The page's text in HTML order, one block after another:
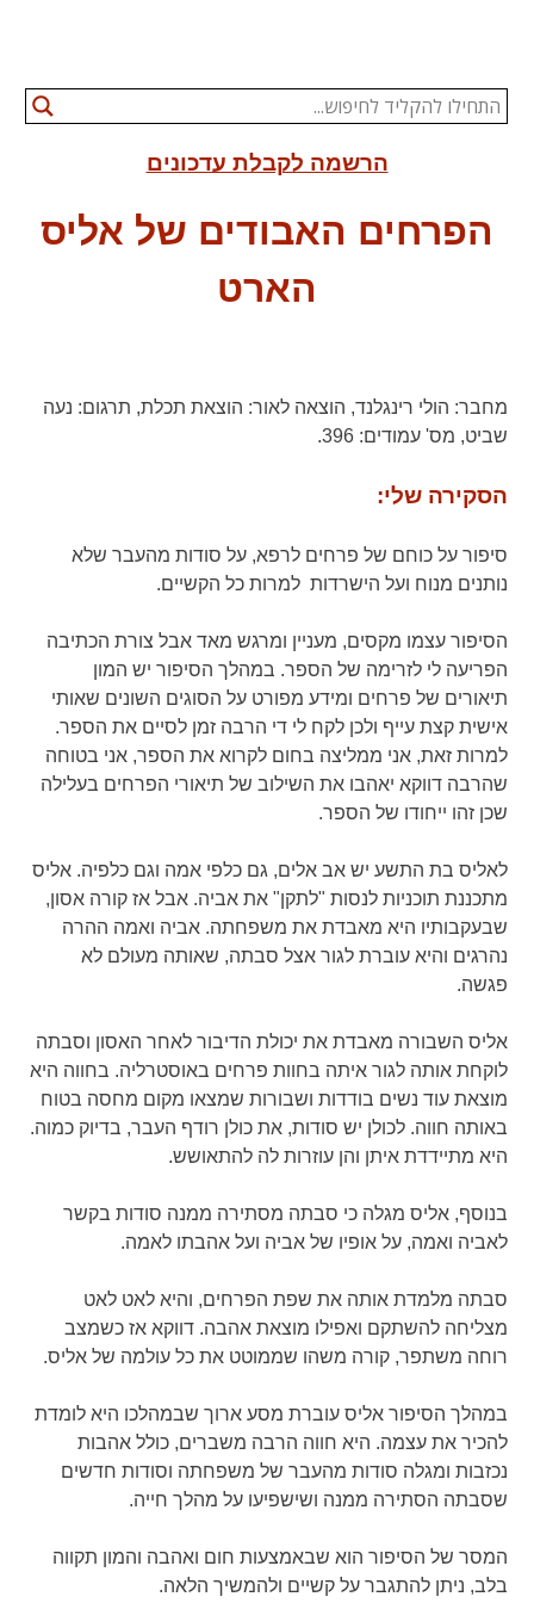
הרשמה לקבלת עדכונים
הפרחים האבודים של אליס
הארט
מחבר: הולי רינגלנד, הוצאה לאור: הוצאת תכלת, תרגום: נעה
שביט, מס' עמודים: 396.
הסקירה שלי:
סיפור על כוחם של פרחים לרפא, על סודות מהעבר שלא
נותנים מנוח ועל הישרדות למרות כל הקשיים.
הסיפור עצמו מקסים, מעניין ומרגש מאד אבל צורת הכתיבה
הפריעה לי לזרימה של הספר. במהלך הסיפור יש המון
תיאורים של פרחים ומידע מפורט על הסוגים השונים שאותי
אישית קצת עייף ולכן לקח לי די הרבה זמן לסיים את הספר.
למרות זאת, אני ממליצה בחום לקרוא את הספר, אני בטוחה
שהרבה דווקא יאהבו את השילוב של תיאורי הפרחים בעלילה
שכן זהו ייחודו של הספר.
לאליס בת התשע יש אב אלים, גם כלפי אמה וגם כלפיה. אליס
מתכננת תוכניות לנסות "לתקן" את אביה. אבל אז קורה אסון,
שבעקבותיו היא מאבדת את משפחתה. אביה ואמה ההרה
נהרגים והיא עוברת לגור אצל סבתה, שאותה מעולם לא
פגשה.
אליס השבורה מאבדת את יכולת הדיבור לאחר האסון וסבתה
לוקחת אותה לגור איתה בחוות פרחים באוסטרליה. בחווה היא
מוצאת עוד נשים בודדות ושבורות שמצאו מקום מחסה בטוח
באותה חווה. לכולן יש סודות, את כולן רודף העבר, בדיוק כמוה.
היא מתיידדת איתן והן עוזרות לה להתאושש.
בנוסף, אליס מגלה כי סבתה מסתירה ממנה סודות בקשר
לאביה ואמה, על אופיו של אביה ועל אהבתו לאמה.
סבתה מלמדת אותה את שפת הפרחים, והיא לאט לאט
מצליחה להשתקם ואפילו מוצאת אהבה. דווקא אז כשמצב
רוחה משתפר, קורה משהו שממוטט את כל עולמה של אליס.
במהלך הסיפור אליס עוברת מסע ארוך שבמהלכו היא לומדת
להכיר את עצמה. היא חווה הרבה משברים, כולל אהבות
נכזבות ומגלה סודות מהעבר של משפחתה וסודות חדשים
שסבתה הסתירה ממנה ושישפיעו על מהלך חייה.
המסר של הסיפור הוא שבאמצעות חום ואהבה והמון תקווה
בלב, ניתן להתגבר על קשיים ולהמשיך הלאה.